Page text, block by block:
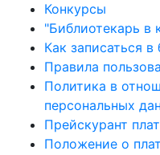
Конкурсы
"Библиотекарь в
Как записаться
Правила
Политика в
персональных
Прейскурант
Положение о